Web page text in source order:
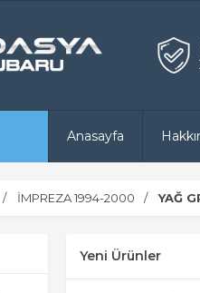
Anasayfa
İMPREZA 1994-2000 YAĞ
Yeni Ürünler